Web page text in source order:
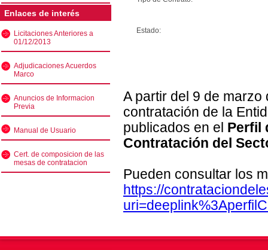
Enlaces de interés
Licitaciones Anteriores a
01/12/2013
Adjudicaciones Acuerdos
Marco
Anuncios de Informacion
Previa
Manual de Usuario
Cert. de composicion de las
mesas de contratacion
Estado:
A partir del 9 de
contratación de la
publicados en el Perfil
Contratación del
Pueden consultar los
https://